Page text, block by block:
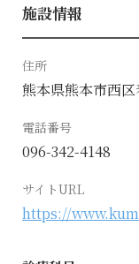
施設情報
住所
熊本県熊本市西
電話番号
096-342-4148
サイトURL
https://